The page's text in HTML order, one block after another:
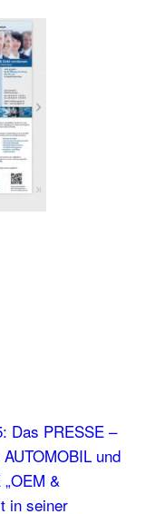
Das PRESSE –
und
&
in seiner